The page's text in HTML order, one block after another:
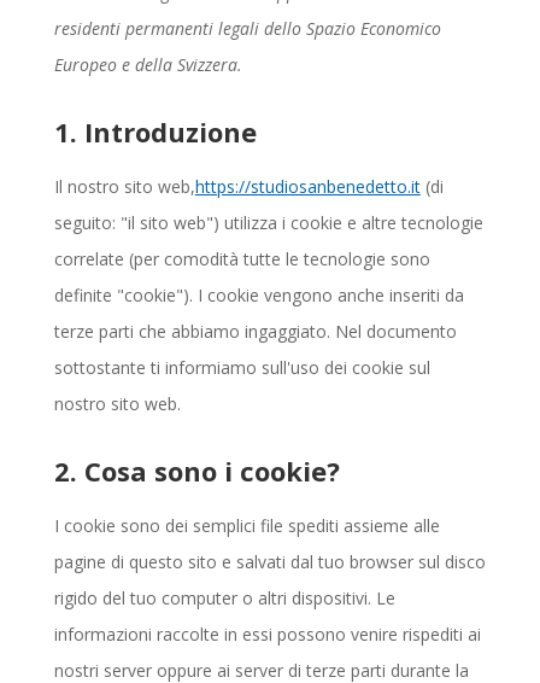
residenti permanenti legali dello Spazio Economico
Europeo e della Svizzera.
1. Introduzione
Il nostro sito web,https://studiosanbenedetto.it(di
seguito: "il sito web") utilizza i cookie e altre tecnologie
correlate (per comodità tutte le tecnologie sono
definite "cookie"). I cookie vengono anche inseriti da
terze parti che abbiamo ingaggiato. Nel documento
sottostante ti informiamo sull'uso dei cookie sul
nostro sito web.
2. Cosa sono i cookie?
I cookie sono dei semplici file spediti assieme alle
pagine di questo sito e salvati dal tuo browser sul disco
rigido del tuo computer o altri dispositivi. Le
informazioni raccolte in essi possono venire rispediti ai
nostri server oppure ai server di terze parti durante la